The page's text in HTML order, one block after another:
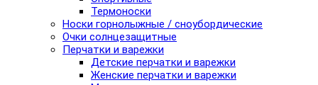
Термоноски
Носки горнолыжные / сноубордические
Очки солнцезащитные
Перчатки и варежки
Детские перчатки и варежки
Женские перчатки и варежки